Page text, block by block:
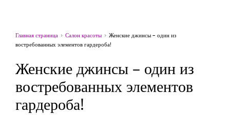
Главная страница Салон красоты
Женские джинсы – один из
востребованных элементов гардероба!
Женские джинсы – один из
востребованных элементов
гардероба!